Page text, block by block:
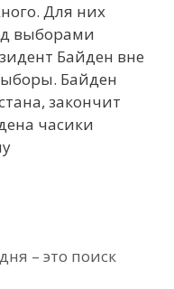
Для них
выборами
Байден вне
Байден
закончит
часики
– это поиск